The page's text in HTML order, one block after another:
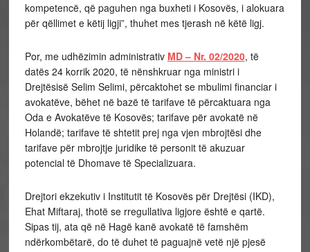
kompetencë, që paguhen nga buxheti i Kosovës, i alokuara
për qëllimet e këtij ligji”, thuhet mes tjerash në këtë ligj.
Por, me udhëzimin administrativ MD – Nr. 02/2020, të
datës 24 korrik 2020, të nënshkruar nga ministri i
Drejtësisë Selim Selimi, përcaktohet se mbulimi financiar i
avokatëve, bëhet në bazë të tarifave të përcaktuara nga
Oda e Avokatëve të Kosovës; tarifave për avokatë në
Holandë; tarifave të shtetit prej nga vjen mbrojtësi dhe
tarifave për mbrojtje juridike të personit të akuzuar
potencial të Dhomave të Specializuara.
Drejtori ekzekutiv i Institutit të Kosovës për Drejtësi (IKD),
Ehat Miftaraj, thotë se rregullativa ligjore është e qartë.
Sipas tij, ata që në Hagë kanë avokatë të famshëm
ndërkombëtarë, do të duhet të paguajnë vetë një pjesë